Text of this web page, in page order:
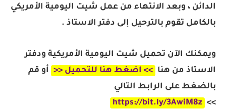
الدائن ، وبعد الانتهاء من عمل شيت اليومية الأمريكي
بالكامل تقوم بالترحيل إلى دفتر الاستاذ .
ويمكنك الآن تحميل شيت اليومية الأمريكية ودفتر
الاستاذ من هنا >> اضغط هنا للتحميل <<
أو قم
بالضغط على الرابط التالي
>>
https://bit.ly/3AwiM8z